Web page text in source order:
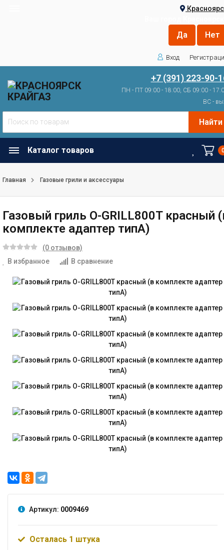
Вход
+7 (391) 223-90-
ПН - ПТ 09:00 - 18:00, СБ 09:00 -
ВС -
Найти
Каталог товаров
Главная Газовые грили и аксессуары
Газовый гриль O-GRILL800T красный
комплекте адаптер типА)
(0 отзывов)
В избранное
В сравнение
Артикул: 0009469
Осталась 1 штука